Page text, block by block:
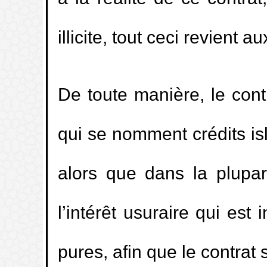
illicite, tout ceci revient
De toute manière, le
qui se nomment crédits
alors que dans la
l’intérêt usuraire qui
pures, afin que le contrat
1.Le liquide pré-séminal (madhî) est-il
La masturbation pendant les jours de
Ramadan.
4.Le jugement concernant le fait de
5.Quel est le mérite de rester à la